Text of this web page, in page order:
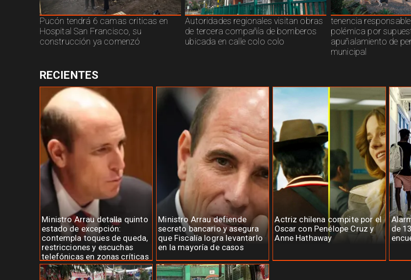
Pucón tendrá 6 camas criticas en
Hospital San Francisco, su
construcción ya comenzó
Autoridades regionales visitan obras
de tercera compañía de bomberos
ubicada en calle colo colo
tenencia
polémica por
apuñalamiento de
municipal
Ministro Arrau detalla quinto
estado de excepción:
contempla toques de queda,
restricciones y escuchas
telefónicas en zonas críticas
Ministro Arrau defiende
secreto bancario y asegura
que Fiscalía logra levantarlo
en la mayoría de casos
Actriz chilena compite por el
Oscar con Penélope Cruz y
Anne Hathaway
de
RECIENTES